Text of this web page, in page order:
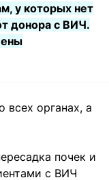
у которых нет
донора с ВИЧ.
всех органах, а
почек и
с ВИЧ